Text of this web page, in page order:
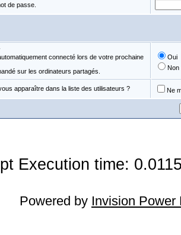
de passe.
connecté lors de votre prochaine
sur les ordinateurs partagés.
Oui
Non
apparaître dans la liste des utilisateurs ? Ne
Execution time:
Powered by Invision Power